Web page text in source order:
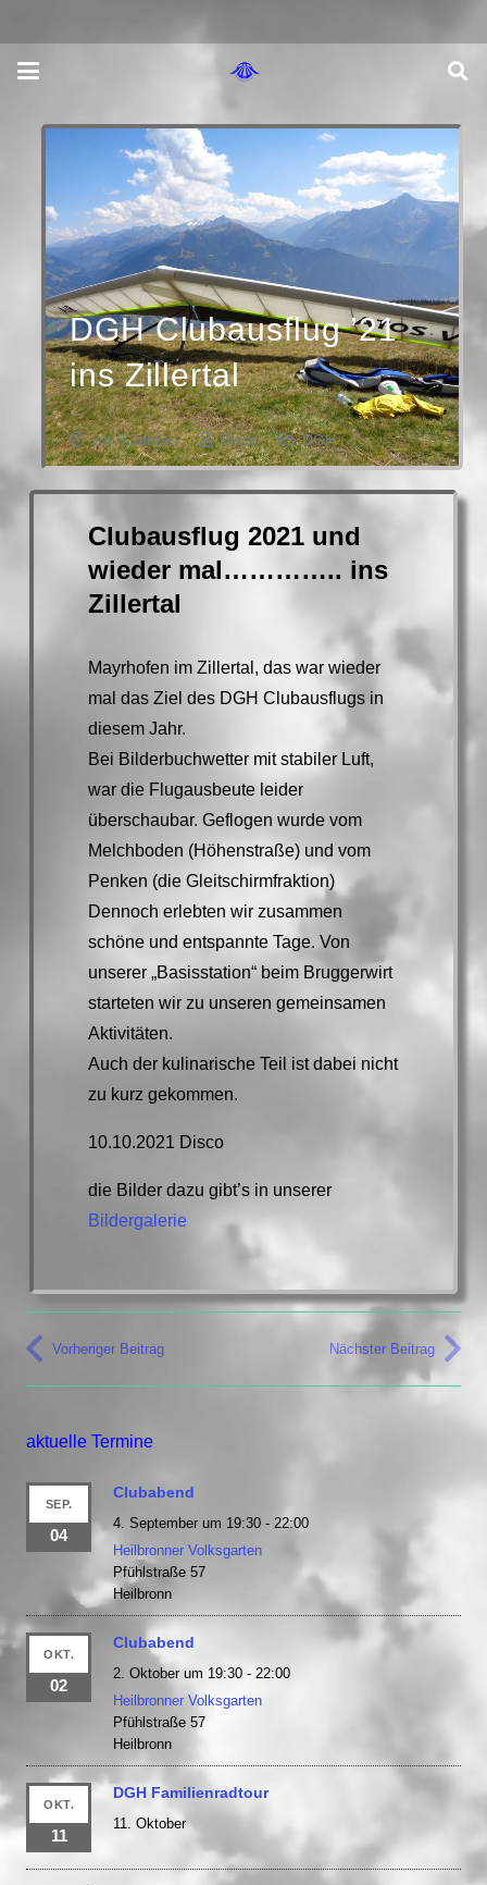
DGH Clubausflug ’21
ins Zillertal
vor 5 Jahren Disco DGH
Clubausflug 2021 und
wieder mal………….. ins
Zillertal
Mayrhofen im Zillertal, das war wieder
mal das Ziel des DGH Clubausflugs in
diesem Jahr.
Bei Bilderbuchwetter mit stabiler Luft,
war die Flugausbeute leider
überschaubar. Geflogen wurde vom
Melchboden (Höhenstraße) und vom
Penken (die Gleitschirmfraktion)
Dennoch erlebten wir zusammen
schöne und entspannte Tage. Von
unserer „Basisstation“ beim Bruggerwirt
starteten wir zu unseren gemeinsamen
Aktivitäten.
Auch der kulinarische Teil ist dabei nicht
zu kurz gekommen.
10.10.2021 Disco
die Bilder dazu gibt’s in unserer
Bildergalerie
Vorheriger Beitrag Nächster Beitrag
aktuelle Termine
SEP.
04
Clubabend
4. September um 19:30 - 22:00
Heilbronner Volksgarten
Pfühlstraße 57
Heilbronn
OKT.
02
Clubabend
2. Oktober um 19:30 - 22:00
Heilbronner Volksgarten
Pfühlstraße 57
Heilbronn
OKT.
11
DGH Familienradtour
11. Oktober